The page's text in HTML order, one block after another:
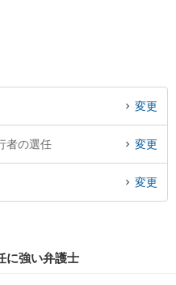
変更
者の選任 変更
変更
に強い弁護士